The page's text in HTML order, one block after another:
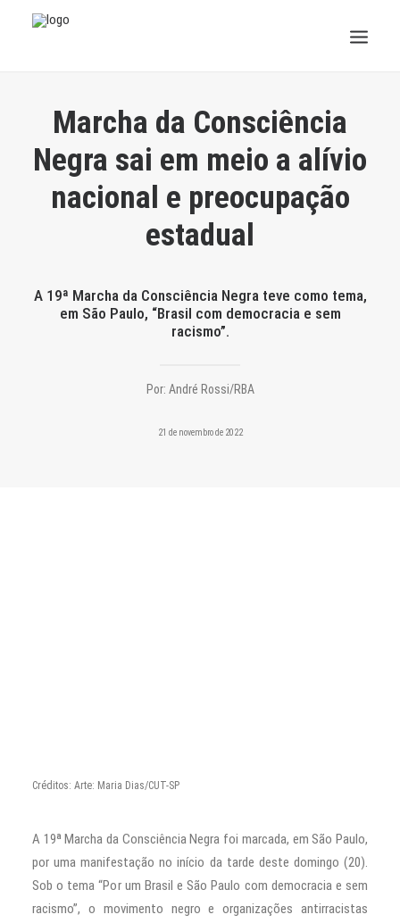
JURÍDICO
INSS
Marcha da Consciência
Negra sai em meio a alívio
nacional e preocupação
estadual
A 19ª Marcha da Consciência Negra teve como tema,
em São Paulo, “Brasil com democracia e sem
racismo”.
Por: André Rossi/RBA
21 de novembro de 2022
Créditos: Arte: Maria Dias/CUT-SP
A 19ª Marcha da Consciência Negra foi marcada, em São Paulo,
por uma manifestação no início da tarde deste domingo (20).
Sob o tema “Por um Brasil e São Paulo com democracia e sem
racismo”, o movimento negro e organizações antirracistas